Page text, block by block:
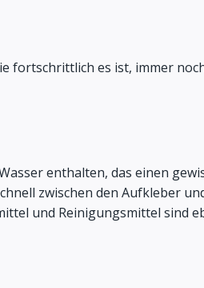
es ist, immer
enthalten, das einen
zwischen den Aufkleber
und Reinigungsmittel sind